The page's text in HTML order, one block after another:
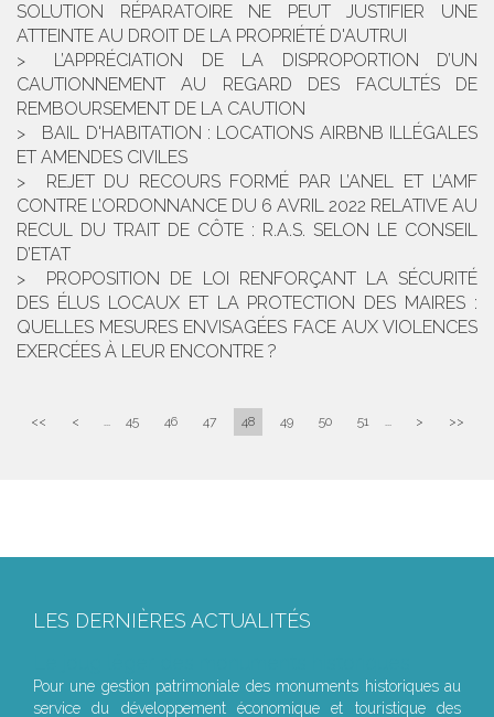
SOLUTION RÉPARATOIRE NE PEUT JUSTIFIER UNE
ATTEINTE AU DROIT DE LA PROPRIÉTÉ D'AUTRUI
L’APPRÉCIATION DE LA DISPROPORTION D’UN
CAUTIONNEMENT AU REGARD DES FACULTÉS DE
REMBOURSEMENT DE LA CAUTION
BAIL D'HABITATION : LOCATIONS AIRBNB ILLÉGALES
ET AMENDES CIVILES
REJET DU RECOURS FORMÉ PAR L’ANEL ET L’AMF
CONTRE L’ORDONNANCE DU 6 AVRIL 2022 RELATIVE AU
RECUL DU TRAIT DE CÔTE : R.A.S. SELON LE CONSEIL
D’ETAT
PROPOSITION DE LOI RENFORÇANT LA SÉCURITÉ
DES ÉLUS LOCAUX ET LA PROTECTION DES MAIRES :
QUELLES MESURES ENVISAGÉES FACE AUX VIOLENCES
EXERCÉES À LEUR ENCONTRE ?
<< < ... 45 46 47 48 49 50 51 ... > >>
LES DERNIÈRES ACTUALITÉS
Pour une gestion patrimoniale des monuments historiques au
service du développement économique et touristique des